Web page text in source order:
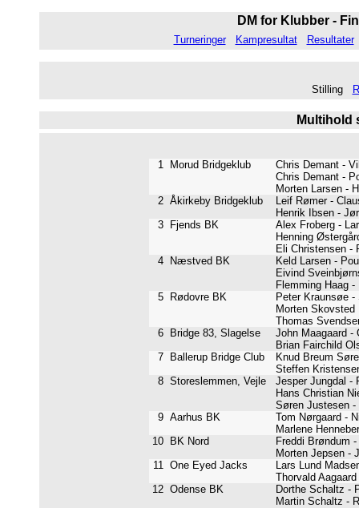
DM for Klubber -
Turneringer Kampresultat Resultater
Stilling
1Morud Bridgeklub
Chris Demant -
Chris Demant -
Morten Larsen -
2Åkirkeby Bridgeklub
Leif Rømer -
Henrik Ibsen -
3Fjends BK
Alex Froberg -
Henning
Eli Christensen -
4Næstved BK
Keld Larsen -
Eivind
Flemming Haag
5Rødovre BK
Peter Kraunsøe
Morten
Thomas
6Bridge 83, Slagelse
John Maagaard
Brian Fairchild
7Ballerup Bridge Club
Knud Breum
Steffen
8Storeslemmen, Vejle
Jesper Jungdal
Hans Christian
Søren Justesen
9Aarhus BK
Tom Nørgaard -
Marlene
10BK Nord
Freddi Brøndum
Morten Jepsen -
11One Eyed Jacks
Lars Lund
Thorvald
12Odense BK
Dorthe Schaltz -
Martin Schaltz -